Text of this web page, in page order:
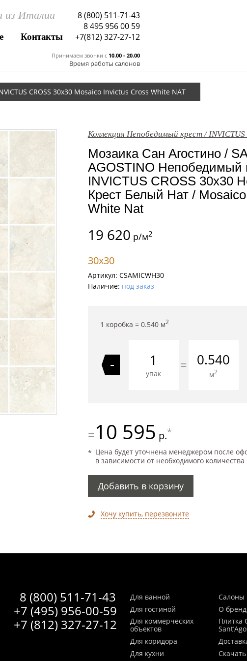
из Италии
Контакты
8 (800) 511-71-43
8 495 956 00 59
Принимаем звонки c 10.00 - 20.00
Время работы салонов
+7(812) 327-27-12
CROSS 30x30 Mosaico Invictus Cross White NAT
Коллекция Непобедимый крест / INVICTUS
Мозаика Сан Агостино /
AGOSTINO Непобедимый
INVICTUS CROSS 30x30
Крест Белый Нат /
White Nat
19 620 р/м2
30x30
Артикул: CSAMICWH30
Наличие: под заказ
1 коробка = 0.540м2
-
упак
= 0.540
м2
=10 595 р.*
Цена будет уточнена менеджером после
в зависимости от необходимого количества
Добавить в корзину
Хочу купить, перезвоните
8 (800) 511-71-43
+7 (495) 956-00-59
+7 (812) 327-27-12
Для ванной
Для гостиной
Для коммерческих
объектов
Для коридора
Для кухни
Салоны
О
Плитка